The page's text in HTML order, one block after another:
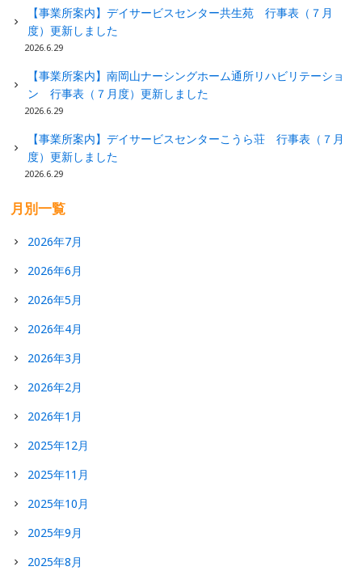
【事業所案内】デイサービスセンター共生苑 行事表（７月
度）更新しました
2026.6.29
【事業所案内】南岡山ナーシングホーム通所リハビリテーショ
ン 行事表（７月度）更新しました
2026.6.29
【事業所案内】デイサービスセンターこうら荘 行事表（７月
度）更新しました
2026.6.29
月別一覧
2026年7月
2026年6月
2026年5月
2026年4月
2026年3月
2026年2月
2026年1月
2025年12月
2025年11月
2025年10月
2025年9月
2025年8月